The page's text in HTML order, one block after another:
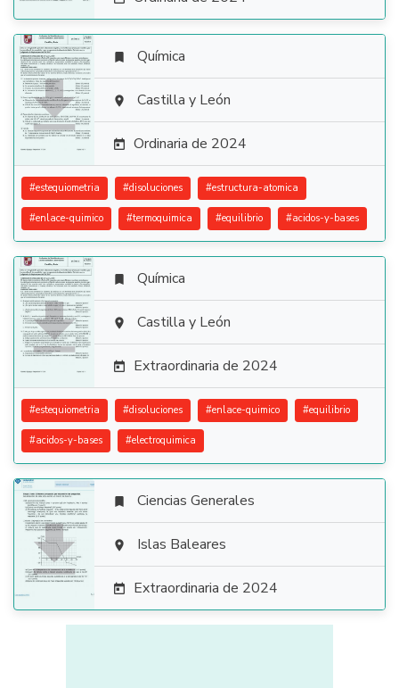

 Química
 Castilla y León
 Ordinaria de 2024
#estequiometria #disoluciones #estructura-atomica
#enlace-quimico #termoquimica #equilibrio #acidos-y-bases

 Química
 Castilla y León
 Extraordinaria de 2024
#estequiometria #disoluciones #enlace-quimico #equilibrio
#acidos-y-bases #electroquimica

 Ciencias Generales
 Islas Baleares
 Extraordinaria de 2024